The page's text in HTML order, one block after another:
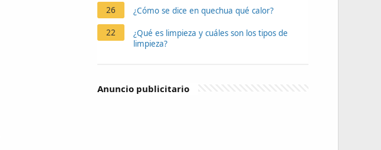
26 ¿Cómo se dice en quechua qué calor?
22
¿Qué es limpieza y cuáles son los tipos de
limpieza?
Anuncio publicitario